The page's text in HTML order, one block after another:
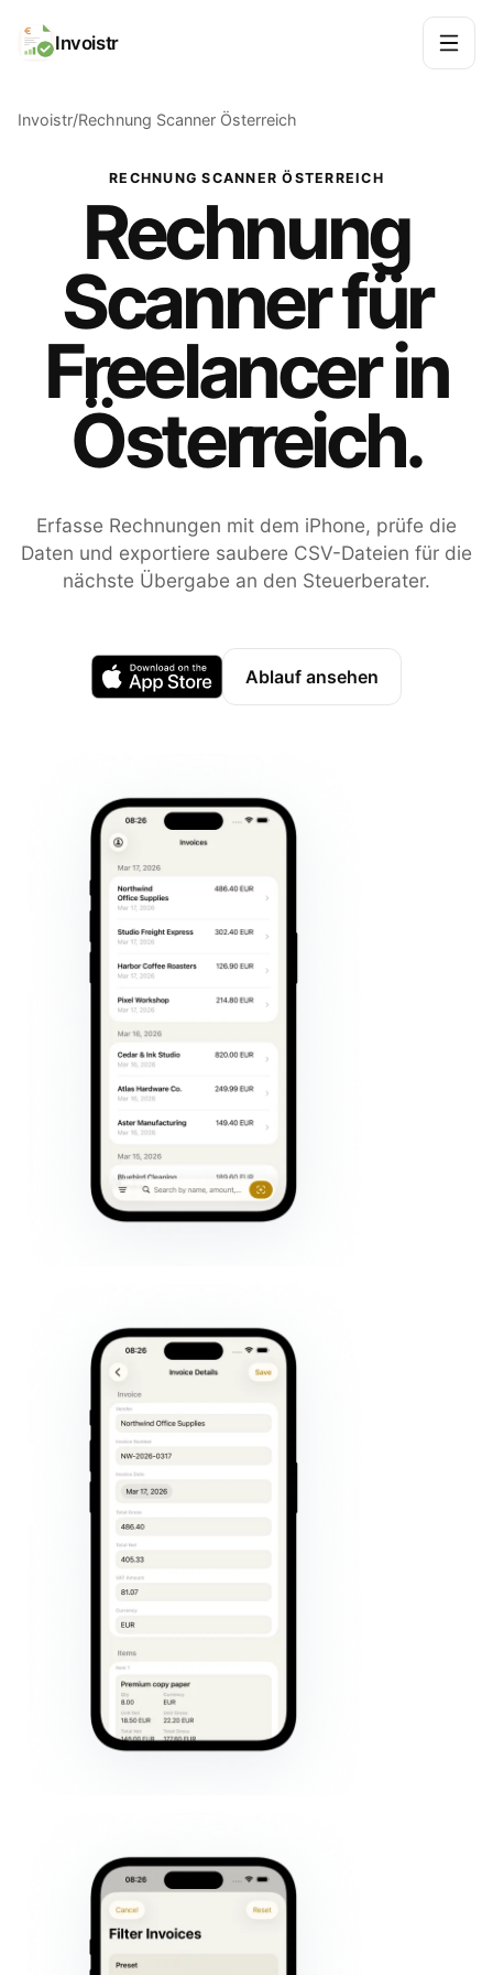
Invoistr
Invoistr Rechnung Scanner Österreich
RECHNUNG SCANNER ÖSTERREICH
Rechnung
Scanner für
Freelancer in
Österreich.
Erfasse Rechnungen mit dem iPhone, prüfe die
Daten und exportiere saubere CSV-Dateien für die
nächste Übergabe an den Steuerberater.
Ablauf ansehen